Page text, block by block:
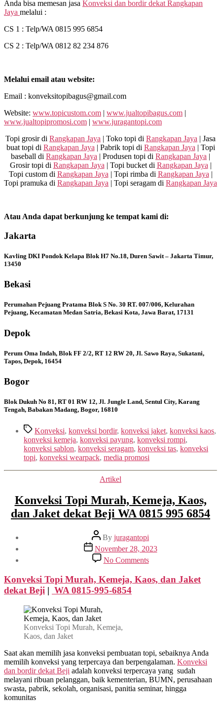
Anda bisa memesan jasa Konveksi dan bordir dekat Rangkapan
Jaya melalui :
CS 1 : Telp/WA 0815 995 6854
CS 2 : Telp/WA 0812 82 234 876
Melalui email atau website:
Email : konveksitopibagus@gmail.com
Website: www.topicustom.com | www.jualtopibagus.com |
www.jualtopipromosi.com | www.juragantopi.com
Topi grosir di Rangkapan Jaya | Toko topi di Rangkapan Jaya | Jasa
buat topi di Rangkapan Jaya | Pabrik topi di Rangkapan Jaya | Topi
baseball di Rangkapan Jaya | Produsen topi di Rangkapan Jaya |
Grosir topi di Rangkapan Jaya | Topi bucket di Rangkapan Jaya |
Topi custom di Rangkapan Jaya | Topi rimba di Rangkapan Jaya |
Topi pramuka di Rangkapan Jaya | Topi seragam di Rangkapan Jaya
Atau Anda dapat berkunjung ke tempat kami di:
Jakarta
Kavling DKI Pondok Kelapa Blok H7 No.18, Duren Sawit – Jakarta Timur,
13450
Bekasi
Perumahan Pejuang Pratama Blok S No. 30 RT. 007/006, Kelurahan
Pejuang, Kecamatan Medan Satria, Bekasi Kota, Jawa Barat, 17131
Depok
Perum Oma Indah, Blok FF 2/2, RT 12 RW 20, Jl. Sawo Raya, Sukatani,
Tapos, Depok, 16454
Bogor
Blok Dukuh No 81, RT 01 RW 12, Jl. Jungle Land, Sentul City, Karang
Tengah, Babakan Madang, Bogor, 16810
TagsKonveksi, konveksi bordir, konveksi jaket, konveksi kaos,
konveksi kemeja, konveksi payung, konveksi rompi,
konveksi sablon, konveksi seragam, konveksi tas, konveksi
topi, konveksi wearpack, media promosi
Categories
Artikel
Konveksi Topi Murah, Kemeja, Kaos,
dan Jaket dekat Beji WA 0815 995 6854
Post
author
By juragantopi
Post
date
November 28, 2023
No Commentson
Konveksi
Murah,
0815
995
6854
Konveksi Topi Murah, Kemeja, Kaos, dan Jaket
dekat Beji | WA 0815-995-6854
Konveksi Topi Murah, Kemeja,
Kaos, dan Jaket
Saat akan memilih jasa konveksi pembuatan topi, sebaiknya Anda
memilih konveksi yang terpercaya dan berpengalaman. Konveksi
dan bordir dekat Beji adalah konveksi terpercaya yang sudah
melayani ribuan pelanggan, baik kementerian, BUMN, perusahaan
swasta, pabrik, sekolah, organisasi, panitia seminar, hingga
komunitas